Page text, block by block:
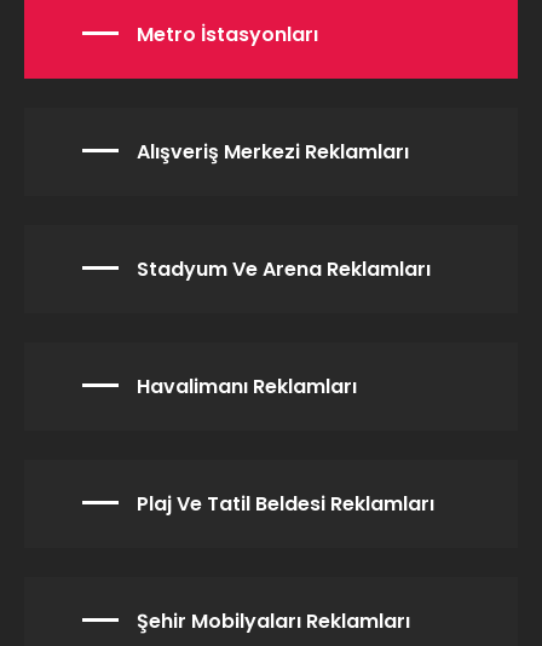
Metro İstasyonları
Alışveriş Merkezi Reklamları
Stadyum Ve Arena Reklamları
Havalimanı Reklamları
Plaj Ve Tatil Beldesi Reklamları
Şehir Mobilyaları Reklamları